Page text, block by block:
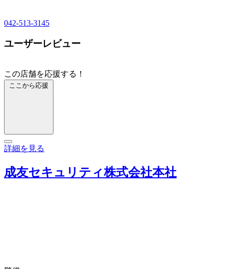
042-513-3145
ユーザーレビュー
この店舗を応援する！
ここから応援
詳細を見る
成友セキュリティ株式会社本社